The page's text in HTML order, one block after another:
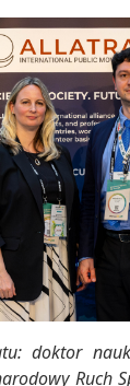
doktor
Ruch